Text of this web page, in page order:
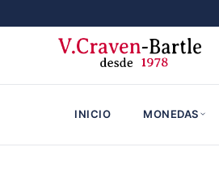
INICIO MONEDAS